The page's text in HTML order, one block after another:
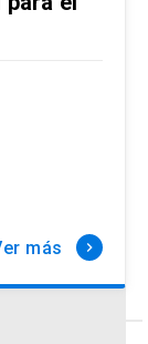
más keyboard_arrow_right